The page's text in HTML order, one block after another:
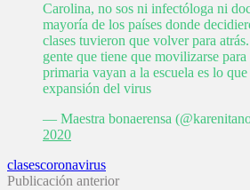
Carolina, no sos ni infectóloga ni
mayoría de los países donde
clases tuvieron que volver para
gente que tiene que movilizarse para
primaria vayan a la escuela es lo
expansión del virus
— Maestra bonaerensa
2020
clasescoronavirus
Publicación anterior